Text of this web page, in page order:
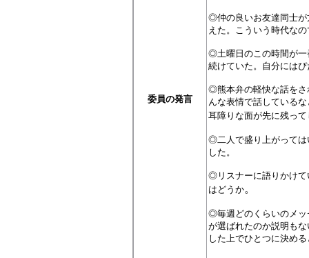
委員の発言
◎仲の良いお友達同士が
えた。こういう時代な
◎土曜日のこの時間が一
続けていた。自分には
◎熊本弁の軽快な話をさ
んな表情で話している
耳障りな面が先に残って
◎二人で盛り上がっては
した。
◎リスナーに語りかけて
はどうか。
◎毎週どのくらいのメッ
が選ばれたのか説明も
した上でひとつに決め